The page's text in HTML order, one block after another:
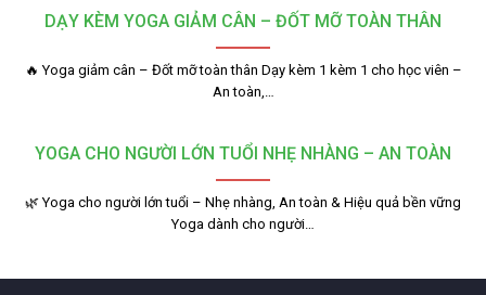
DẠY KÈM YOGA GIẢM CÂN – ĐỐT MỠ TOÀN THÂN
🔥 Yoga giảm cân – Đốt mỡ toàn thân Dạy kèm 1 kèm 1 cho học viên –
An toàn,…
YOGA CHO NGƯỜI LỚN TUỔI NHẸ NHÀNG – AN TOÀN
🌿 Yoga cho người lớn tuổi – Nhẹ nhàng, An toàn & Hiệu quả bền vững
Yoga dành cho người…